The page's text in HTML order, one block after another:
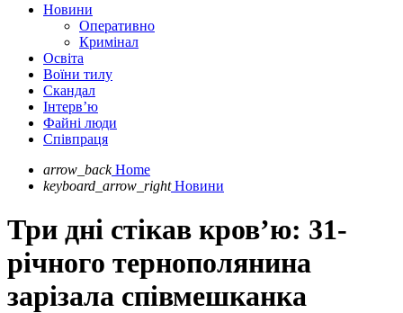
Новини
Оперативно
Кримінал
Освіта
Воїни тилу
Скандал
Інтерв’ю
Файні люди
Співпраця
arrow_back Home
keyboard_arrow_right Новини
Три дні стікав кров’ю: 31-
річного тернополянина
зарізала співмешканка